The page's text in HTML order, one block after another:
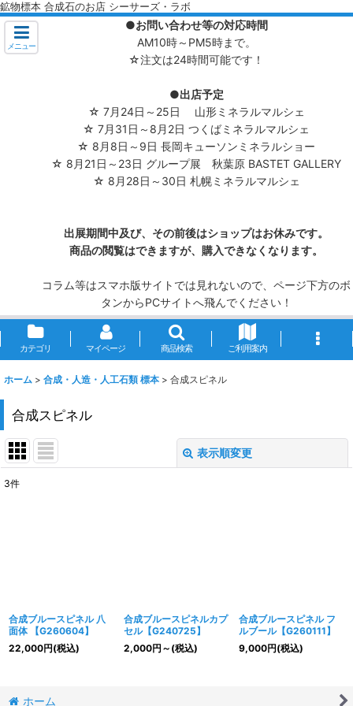
鉱物標本 合成石のお店 シーサーズ・ラボ
メニュー
●お問い合わせ等の対応時間
AM10時～PM5時まで。
☆注文は24時間可能です！
●出店予定
☆ 7月24日～25日 山形ミネラルマルシェ
☆ 7月31日～8月2日 つくばミネラルマルシェ
☆ 8月8日～9日 長岡キューソンミネラルショー
☆ 8月21日～23日 グループ展 秋葉原 BASTET GALLERY
☆ 8月28日～30日 札幌ミネラルマルシェ
出展期間中及び、その前後はショップはお休みです。
商品の閲覧はできますが、購入できなくなります。
コラム等はスマホ版サイトでは見れないので、ページ下方のボ
タンからPCサイトへ飛んでください！
カテゴリ マイページ 商品検索 ご利用案内
ホーム > 合成・人造・人工石類 標本 > 合成スピネル
合成スピネル
表示順変更
3件
合成ブルースピネル 八
面体 【G260604】
22,000円(税込)
合成ブルースピネルカプ
セル【G240725】
2,000円 ～ (税込)
合成ブルースピネル フ
ルブール【G260111】
9,000円(税込)
ホーム